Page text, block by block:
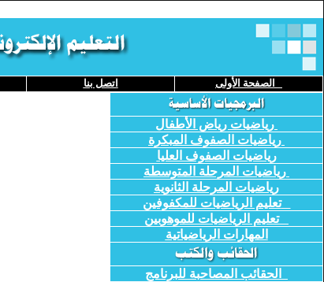
الصفحة الأولى اتصل بنا
رياضيات رياض الأطفال
رياضيات الصفوف المبكرة
رياضيات الصفوف العليا
رياضيات المرحلة المتوسطة
رياضيات المرحلة الثانوية
تعليم الرياضيات للمكفوفين
تعليم الرياضيات للموهوبين
المهارات الرياضياتية
الحقائب المصاحبة للبرنامج